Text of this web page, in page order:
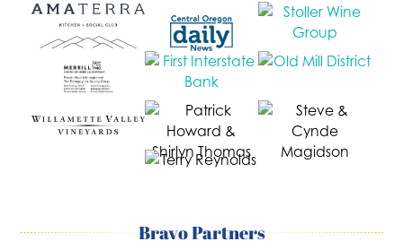
Bravo Partners